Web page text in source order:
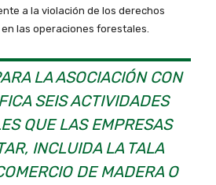
a la violación de los derechos
las operaciones forestales.
LA ASOCIACIÓN CON
SEIS ACTIVIDADES
QUE LAS EMPRESAS
INCLUIDA LA TALA
DE MADERA O